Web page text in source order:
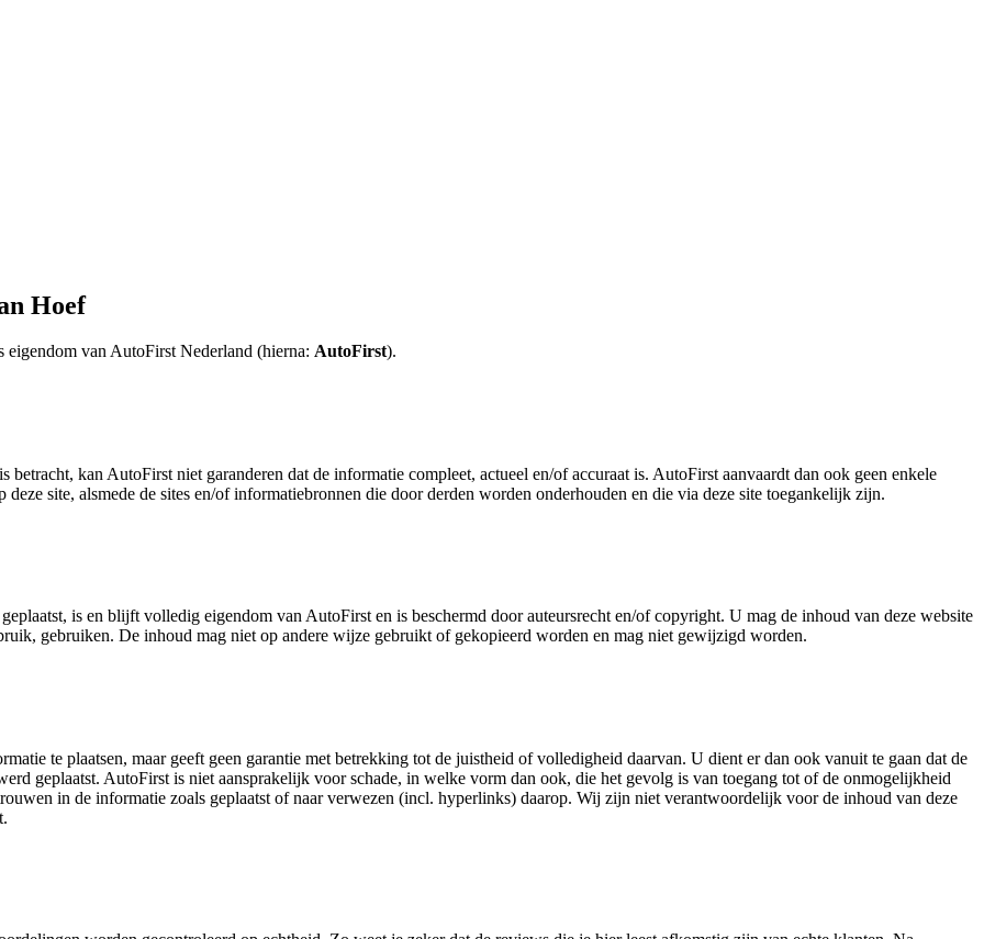
Hoef
van AutoFirst Nederland (hierna: AutoFirst).
kan AutoFirst niet garanderen dat de informatie compleet, actueel en/of accuraat is. AutoFirst aanvaardt dan ook geen enkele
site, alsmede de sites en/of informatiebronnen die door derden worden onderhouden en die via deze site toegankelijk zijn.
is en blijft volledig eigendom van AutoFirst en is beschermd door auteursrecht en/of copyright. U mag de inhoud van deze website
gebruiken. De inhoud mag niet op andere wijze gebruikt of gekopieerd worden en mag niet gewijzigd worden.
te plaatsen, maar geeft geen garantie met betrekking tot de juistheid of volledigheid daarvan. U dient er dan ook vanuit te gaan dat de
geplaatst. AutoFirst is niet aansprakelijk voor schade, in welke vorm dan ook, die het gevolg is van toegang tot of de onmogelijkheid
in de informatie zoals geplaatst of naar verwezen (incl. hyperlinks) daarop. Wij zijn niet verantwoordelijk voor de inhoud van deze